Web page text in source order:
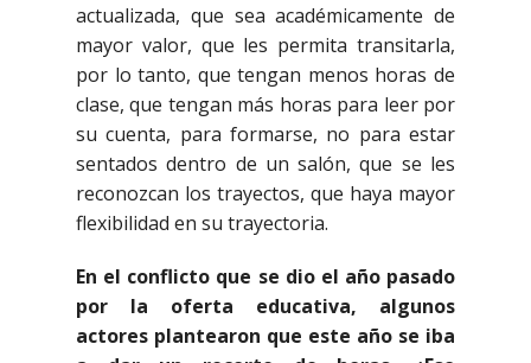
actualizada, que sea académicamente de
mayor valor, que les permita transitarla,
por lo tanto, que tengan menos horas de
clase, que tengan más horas para leer por
su cuenta, para formarse, no para estar
sentados dentro de un salón, que se les
reconozcan los trayectos, que haya mayor
flexibilidad en su trayectoria.
En el conflicto que se dio el año pasado
por la oferta educativa, algunos
actores plantearon que este año se iba